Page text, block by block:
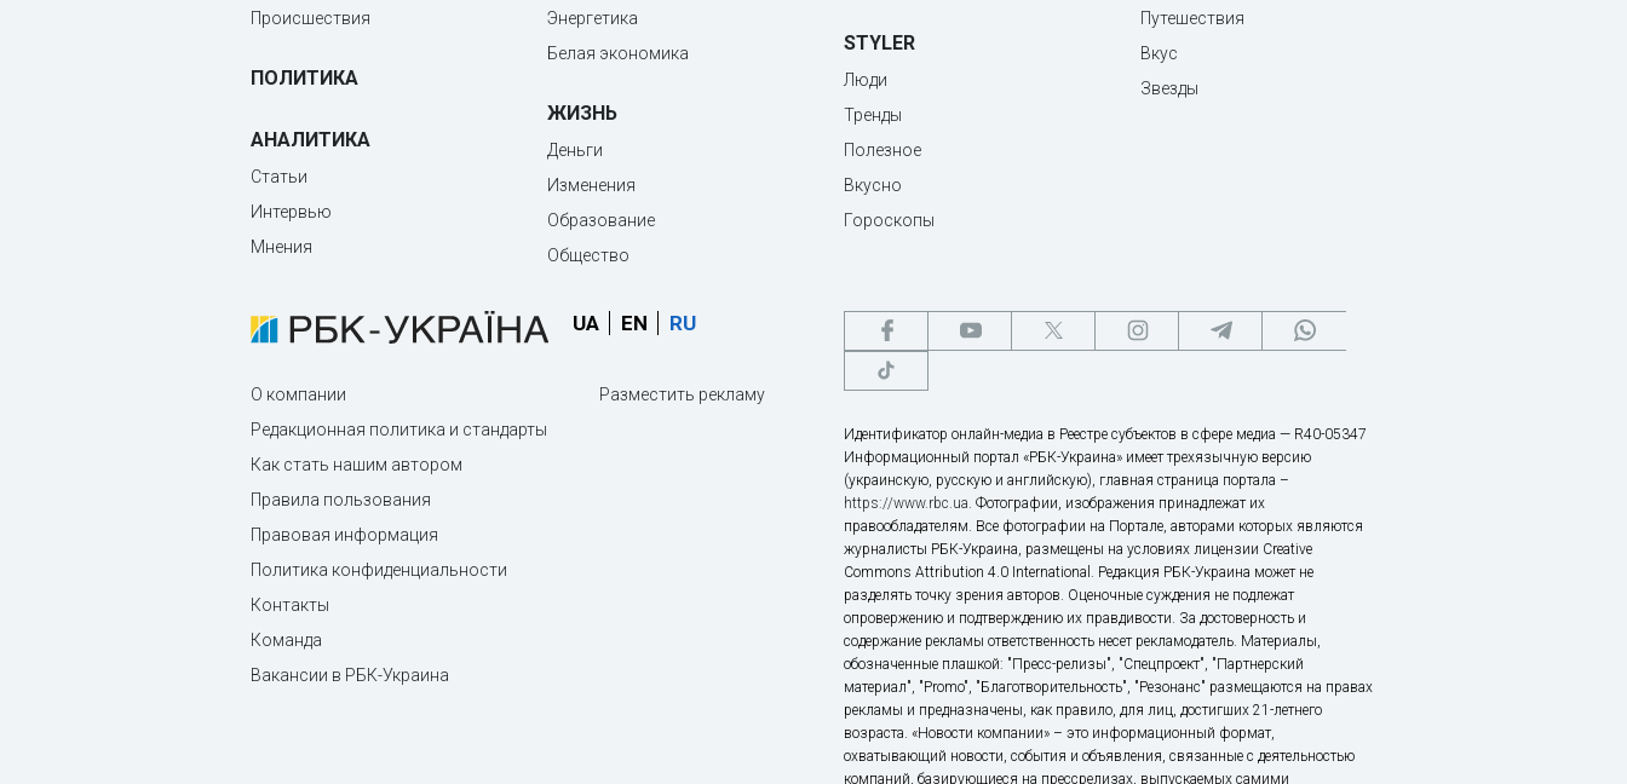
Происшествия
ПОЛИТИКА
АНАЛИТИКА
Статьи
Интервью
Мнения
Энергетика
Белая экономика
ЖИЗНЬ
Деньги
Изменения
Образование
Общество
STYLER
Люди
Тренды
Полезное
Вкусно
Гороскопы
Путешествия
Вкус
Звезды
UA EN RU
О компании
Редакционная политика и стандарты
Как стать нашим автором
Правила пользования
Правовая информация
Политика конфиденциальности
Контакты
Команда
Вакансии в РБК-Украина
Разместить рекламу
Идентификатор онлайн-медиа в Реестре субъектов в сфере медиа — R40-05347
Информационный портал «РБК-Украина» имеет трехязычную версию
(украинскую, русскую и английскую), главная страница портала –
https://www.rbc.ua. Фотографии, изображения принадлежат их
правообладателям. Все фотографии на Портале, авторами которых являются
журналисты РБК-Украина, размещены на условиях лицензии Creative
Commons Attribution 4.0 International. Редакция РБК-Украина может не
разделять точку зрения авторов. Оценочные суждения не подлежат
опровержению и подтверждению их правдивости. За достоверность и
содержание рекламы ответственность несет рекламодатель. Материалы,
обозначенные плашкой: "Пресс-релизы", "Спецпроект", "Партнерский
материал", "Promo", "Благотворительность", "Резонанс" размещаются на правах
рекламы и предназначены, как правило, для лиц, достигших 21-летнего
возраста. «Новости компании» – это информационный формат,
охватывающий новости, события и объявления, связанные с деятельностью
компаний, базирующиеся на прессрелизах, выпускаемых самими